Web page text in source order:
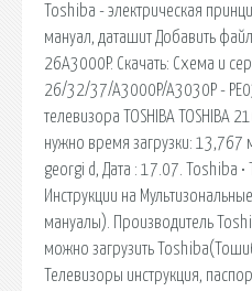
Toshiba - электрическая
мануал, даташит Добавить
26A3000P. Скачать: Схема и
26/32/37/A3000P/A3030P -
телевизора TOSHIBA TOSHIBA
нужно время загрузки: 13,767
georgi d, Дата : 17.07. Toshiba •
Инструкции на
мануалы). Производитель
можно загрузить
Телевизоры инструкция,